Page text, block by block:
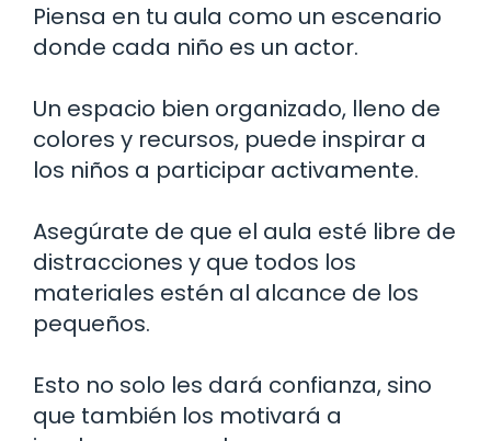
Piensa en tu aula como un escenario
donde cada niño es un actor.
Un espacio bien organizado, lleno de
colores y recursos, puede inspirar a
los niños a participar activamente.
Asegúrate de que el aula esté libre de
distracciones y que todos los
materiales estén al alcance de los
pequeños.
Esto no solo les dará confianza, sino
que también los motivará a